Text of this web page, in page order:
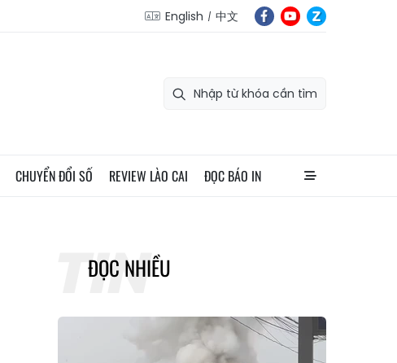
English 中文
CHUYỂN ĐỔI SỐ REVIEW LÀO CAI ĐỌC BÁO IN
ĐỌC NHIỀU